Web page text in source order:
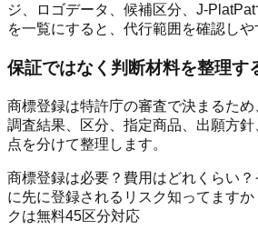
ジ、ロゴデータ、候補区分、J-
を一覧にすると、代行範囲を確認しや
保証ではなく判断材料を整理す
商標登録は特許庁の審査で決まるため
調査結果、区分、指定商品、出願方
点を分けて整理します。
商標登録は必要？ 費用はどれくらい？
に先に登録されるリスク知ってますか
クは無料45区分対応